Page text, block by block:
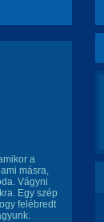
a
másra,
Vágyni
Egy szép
felébredt